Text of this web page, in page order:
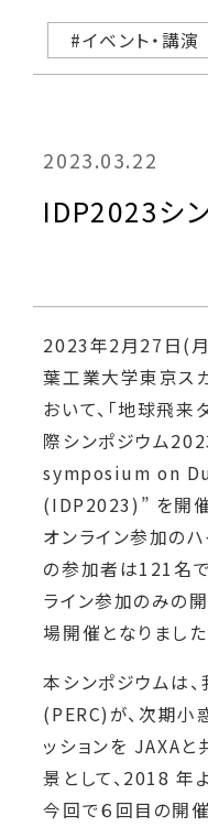
#イベント・講演
2023.03.22
IDP2023シ
2023年2月27日(
葉工業大学東京ス
おいて、「地球飛
際シンポジウム
symposium on
(IDP2023)” を開
オンライン参加の
の参加者は121名
ライン参加のみの
場開催となりました
本シンポジウムは
(PERC)が、次期
ッションを JAXA
景として、2018 年
今回で６回目の開